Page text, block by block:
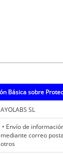
Básica sobre
AYOLABS SL
• Envío de
mediante correo
otros